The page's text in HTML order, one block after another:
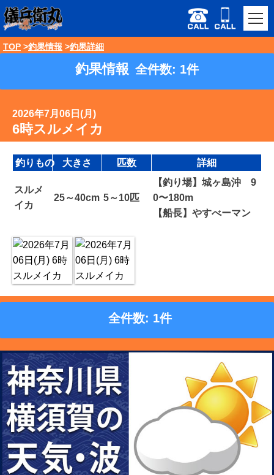
TOP 釣果情報 釣果詳細
釣果情報 全件数: 1件
2026年7月06日(月)
6時スルメイカ
釣りもの 大きさ 匹数 詳細
スルメ
イカ
25～40cm 5～10匹
【釣り場】城ヶ島沖 9
0〜180m
【船長】やすべーマン
全件数: 1件